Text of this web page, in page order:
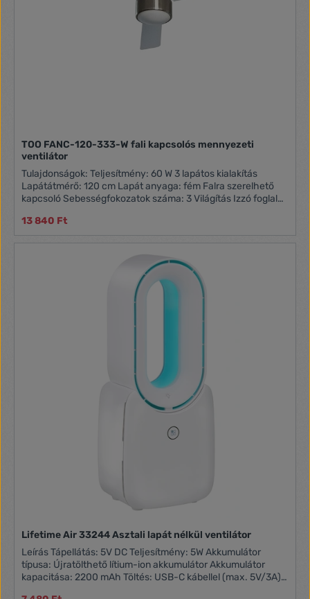
TOO FANC-120-333-W fali kapcsolós mennyezeti
ventilátor
Tulajdonságok: Teljesítmény: 60 W 3 lapátos kialakítás
Lapátátmérő: 120 cm Lapát anyaga: fém Falra szerelhető
kapcsoló Sebességfokozatok száma: 3 Világítás Izzó foglalat
Doboz tartalma: FANC-120-333-W Mennyezeti ventilátor
Használati útmutató
13 840 Ft
Lifetime Air 33244 Asztali lapát nélkül ventilátor
Leírás Tápellátás: 5V DC Teljesítmény: 5W Akkumulátor
típusa: Újratölthető lítium-ion akkumulátor Akkumulátor
kapacitása: 2200 mAh Töltés: USB-C kábellel (max. 5V/3A)